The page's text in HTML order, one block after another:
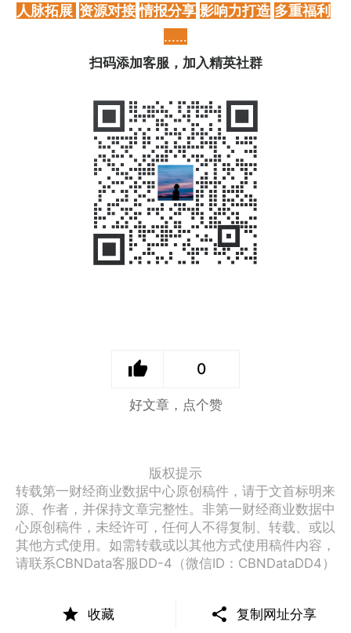
人脉拓展 资源对接 情报分享 影响力打造 多重福利
……
扫码添加客服，加入精英社群
0
好文章，点个赞
版权提示
转载第一财经商业数据中心原创稿件，请于文首标明来
源、作者，并保持文章完整性。非第一财经商业数据中
心原创稿件，未经许可，任何人不得复制、转载、或以
其他方式使用。如需转载或以其他方式使用稿件内容，
请联系CBNData客服DD-4（微信ID：CBNDataDD4）
收藏 复制网址分享